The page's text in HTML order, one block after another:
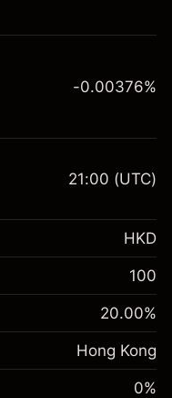
HK$1,000.00
%
HK$4,000.00
HK$1,000.00
-0.003762%
(-HK$0.19)
-0.00376%
21:00 (UTC)
HKD
100
20.00%
Hong Kong
0%